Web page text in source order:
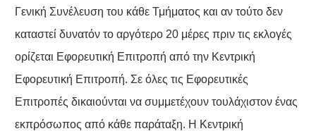
Γενική Συνέλευση του κάθε Τμήματος και αν τούτο δεν
καταστεί δυνατόν το αργότερο 20 μέρες πριν τις εκλογές
ορίζεται Εφορευτική Επιτροπή από την Κεντρική
Εφορευτική Επιτροπή. Σε όλες τις Εφορευτικές
Επιτροπές δικαιούνται να συμμετέχουν τουλάχιστον ένας
εκπρόσωπος από κάθε παράταξη. Η Κεντρική